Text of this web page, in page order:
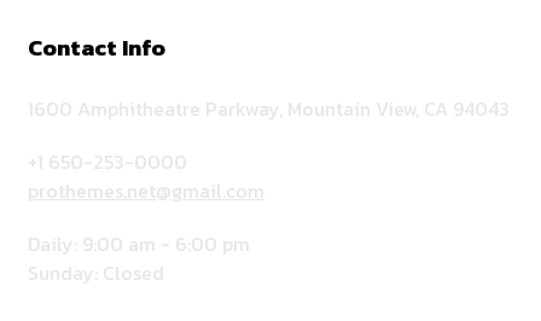
Contact Info
1600 Amphitheatre Parkway, Mountain View, CA 94043
+1 650-253-0000
prothemes.net@gmail.com
Daily: 9:00 am - 6:00 pm
Sunday: Closed